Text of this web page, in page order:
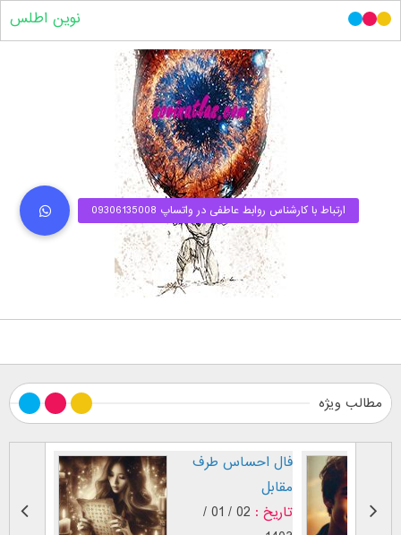
نوین اطلس
مطالب ویژه
تاریخ :
فال احساس طرف
مقابل
تاریخ :
02 / 01 /